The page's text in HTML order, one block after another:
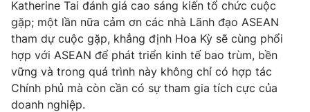
Katherine Tai đánh giá cao sáng kiến tổ chức cuộc
gặp; một lần nữa cảm ơn các nhà Lãnh đạo ASEAN
tham dự cuộc gặp, khẳng định Hoa Kỳ sẽ cùng phổi
hợp với ASEAN để phát triển kinh tế bao trùm, bền
vững và trong quá trình này không chỉ có hợp tác
Chính phủ mà còn cần có sự tham gia tích cực của
doanh nghiệp.